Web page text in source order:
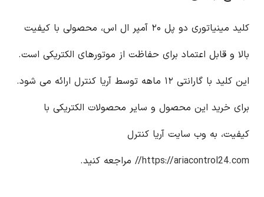
کلید مینیاتوری دو پل ۲۰ آمپر ال اس، محصولی با کیفیت
بالا و قابل اعتماد برای حفاظت از موتورهای الکتریکی است.
این کلید با گارانتی ۱۲ ماهه توسط آریا کنترل ارائه می شود.
برای خرید این محصول و سایر محصولات الکتریکی با
کیفیت، به وب سایت آریا کنترل
https://ariacontrol24.com//
مراجعه کنید.